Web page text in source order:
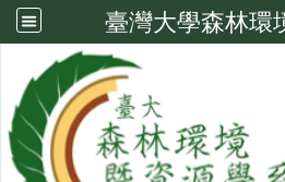
臺灣大學森林環
系所成員